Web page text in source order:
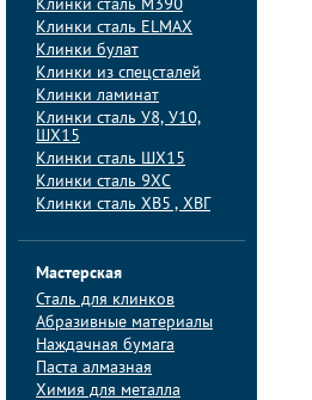
Клинки сталь M390
Клинки сталь ELMAX
Клинки булат
Клинки из спецсталей
Клинки ламинат
Клинки сталь У8, У10,
ШХ15
Клинки сталь ШХ15
Клинки сталь 9ХС
Клинки сталь ХВ5 , ХВГ
Мастерская
Сталь для клинков
Абразивные материалы
Наждачная бумага
Паста алмазная
Химия для металла